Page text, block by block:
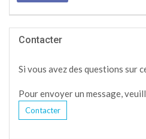
Contacter
Si vous avez des questions sur
Pour envoyer un message,
Contacter